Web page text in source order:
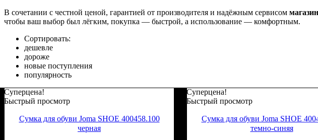
В сочетании с честной ценой, гарантией от производителя и надёжным сервисом
чтобы ваш выбор был лёгким, покупка — быстрой, а использование — комфортным.
Сортировать:
дешевле
дороже
новые поступления
популярность
Суперцена!
Быстрый просмотр
Сумка для обуви Joma SHOE 400458.100
черная
Суперцена!
Быстрый просмотр
Сумка для обуви Joma SHOE
темно-синяя